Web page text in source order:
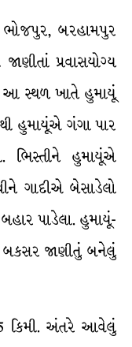
ભોજપુર, બરહામપુર
પ્રવાસયોગ્ય
આ સ્થળ ખાતે હુમાયૂં
હુમાયૂંએ ગંગા પાર
ભિસ્તીને હુમાયૂંએ
ગાદીએ બેસાડેલો
પાડેલા. હુમાયૂં-
બકસર જાણીતું બનેલું
કિમી. અંતરે આવેલું